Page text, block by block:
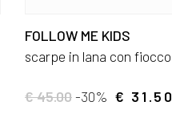
FOLLOW ME KIDS
scarpe in lana con fiocco
€ 45.00-30% € 31.50